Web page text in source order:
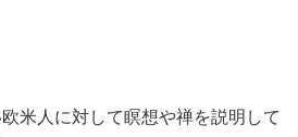
米人に対して瞑想や禅を説明して